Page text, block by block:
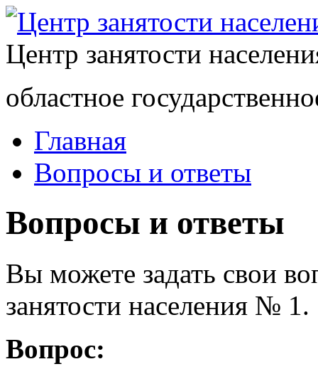
Центр занятости
областное
Главная
Вопросы и ответы
Вопросы и ответы
Вы можете задать свои
занятости населения № 1.
Вопрос: